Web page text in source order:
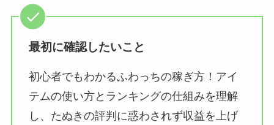
最初に確認したいこと
初心者でもわかるふわっちの稼ぎ方！アイ
テムの使い方とランキングの仕組みを理解
し、たぬきの評判に惑わされず収益を上げ